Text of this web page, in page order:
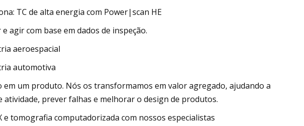
TC de alta energia com Power|scan HE
agir com base em dados de inspeção.
aeroespacial
automotiva
um produto. Nós os transformamos em valor agregado, ajudando a
prever falhas e melhorar o design de produtos.
tomografia computadorizada com nossos especialistas